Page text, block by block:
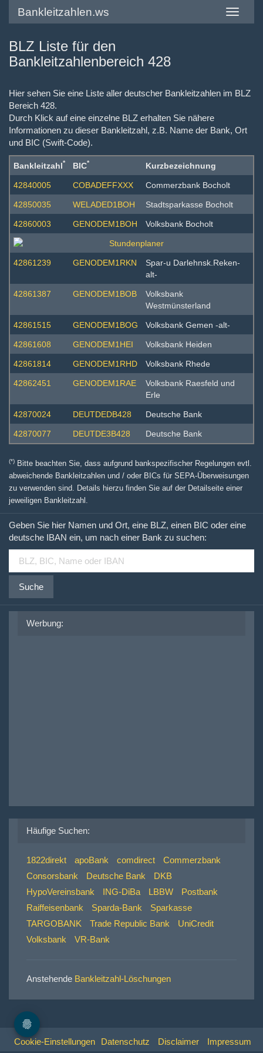
Toggle
Bankleitzahlen.ws
BLZ Liste für den
Bankleitzahlenbereich 428
Hier sehen Sie eine Liste aller deutscher Bankleitzahlen im BLZ
Bereich 428.
Durch Klick auf eine einzelne BLZ erhalten Sie nähere
Informationen zu dieser Bankleitzahl, z.B. Name der Bank, Ort
und BIC (Swift-Code).
Bankleitzahl* BIC* Kurzbezeichnung
42840005 COBADEFFXXX Commerzbank Bocholt
42850035 WELADED1BOH Stadtsparkasse Bocholt
42860003 GENODEM1BOH Volksbank Bocholt
42861239 GENODEM1RKN
Spar-u Darlehnsk.Reken-
alt-
42861387 GENODEM1BOB
Volksbank
Westmünsterland
42861515 GENODEM1BOG Volksbank Gemen -alt-
42861608 GENODEM1HEI Volksbank Heiden
42861814 GENODEM1RHD Volksbank Rhede
42862451 GENODEM1RAE
Volksbank Raesfeld und
Erle
42870024 DEUTDEDB428 Deutsche Bank
42870077 DEUTDE3B428 Deutsche Bank
(*) Bitte beachten Sie, dass aufgrund bankspezifischer Regelungen evtl.
abweichende Bankleitzahlen und / oder BICs für SEPA-Überweisungen
zu verwenden sind. Details hierzu finden Sie auf der Detailseite einer
jeweiligen Bankleitzahl.
Geben Sie hier Namen und Ort, eine BLZ, einen BIC oder eine
deutsche IBAN ein, um nach einer Bank zu suchen:
Suche
Werbung:
Häufige Suchen:
1822direkt apoBank comdirect
Commerzbank
Consorsbank
Deutsche Bank
DKB
HypoVereinsbank
ING-DiBa LBBW
Postbank
Raiffeisenbank
Sparda-Bank
Sparkasse
TARGOBANK
Trade Republic Bank
UniCredit
Volksbank
VR-Bank
Anstehende Bankleitzahl-Löschungen
Cookie-Einstellungen Datenschutz Disclaimer Impressum